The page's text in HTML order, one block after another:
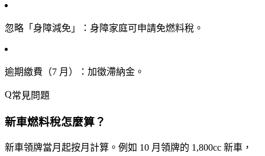
忽略「身障減免」 ：身障家庭可申請免燃料稅。
逾期繳費（7 月） ：加徵滯納金。
常見問題
新車燃料稅怎麼算？
新車領牌當月起按月計算。例如 10 月領牌的 1,800cc 新車，